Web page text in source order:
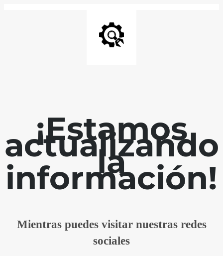
¡Estamos
actualizando
la
información!
Mientras puedes visitar nuestras redes
sociales